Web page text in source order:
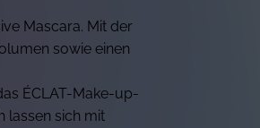
Mascara. Mit der
sowie einen
ÉCLAT-Make-up-
lassen sich mit